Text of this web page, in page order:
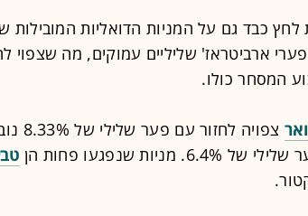
לחץ כבד גם על המניות הדואליות המובילות
ארביטראז' שליליים עמוקים, מה שצפוי
המסחר כולו.
6.4%. מניות שנפגעו פחות הן